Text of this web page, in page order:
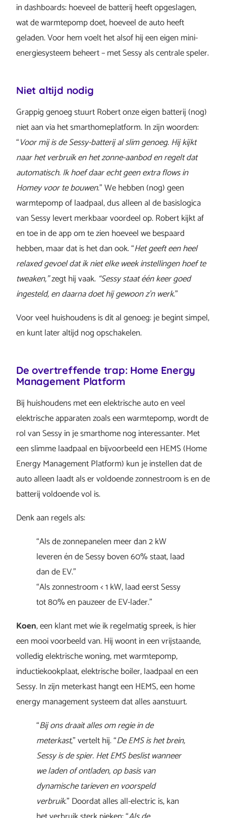
in dashboards: hoeveel de batterij heeft opgeslagen,
wat de warmtepomp doet, hoeveel de auto heeft
geladen. Voor hem voelt het alsof hij een eigen mini-
energiesysteem beheert – met Sessy als centrale speler.
Niet altijd nodig
Grappig genoeg stuurt Robert onze eigen batterij (nog)
niet aan via het smarthomeplatform. In zijn woorden:
“Voor mij is de Sessy-batterij al slim genoeg. Hij kijkt
naar het verbruik en het zonne-aanbod en regelt dat
automatisch. Ik hoef daar echt geen extra flows in
Homey voor te bouwen.” We hebben (nog) geen
warmtepomp of laadpaal, dus alleen al de basislogica
van Sessy levert merkbaar voordeel op. Robert kijkt af
en toe in de app om te zien hoeveel we bespaard
hebben, maar dat is het dan ook. “Het geeft een heel
relaxed gevoel dat ik niet elke week instellingen hoef te
tweaken,”zegt hij vaak. “Sessy staat één keer goed
ingesteld, en daarna doet hij gewoon z’n werk.”
Voor veel huishoudens is dit al genoeg: je begint simpel,
en kunt later altijd nog opschakelen.
De overtreffende trap: Home Energy
Management Platform
Bij huishoudens met een elektrische auto en veel
elektrische apparaten zoals een warmtepomp, wordt de
rol van Sessy in je smarthome nog interessanter. Met
een slimme laadpaal en bijvoorbeeld een HEMS (Home
Energy Management Platform) kun je instellen dat de
auto alleen laadt als er voldoende zonnestroom is en de
batterij voldoende vol is.
Denk aan regels als:
“Als de zonnepanelen meer dan 2 kW
leveren én de Sessy boven 60% staat, laad
dan de EV.”
“Als zonnestroom < 1 kW, laad eerst Sessy
tot 80% en pauzeer de EV-lader.”
Koen, een klant met wie ik regelmatig spreek, is hier
een mooi voorbeeld van. Hij woont in een vrijstaande,
volledig elektrische woning, met warmtepomp,
inductiekookplaat, elektrische boiler, laadpaal en een
Sessy. In zijn meterkast hangt een HEMS, een home
energy management systeem dat alles aanstuurt.
“Bij ons draait alles om regie in de
meterkast,” vertelt hij. “De EMS is het brein,
Sessy is de spier. Het EMS beslist wanneer
we laden of ontladen, op basis van
dynamische tarieven en voorspeld
verbruik.” Doordat alles all-electric is, kan